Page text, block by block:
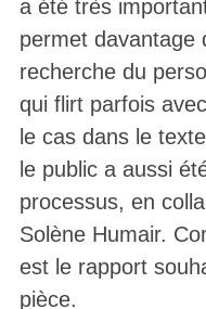
a été très
permet davantage
recherche du
qui flirt parfois
le cas dans le
le public a aussi
processus, en
Solène Humair.
est le rapport
pièce.